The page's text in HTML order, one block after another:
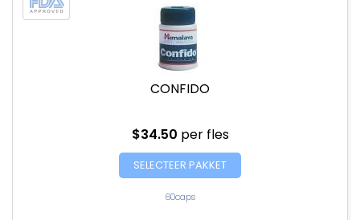
CONFIDO
$34.50 per fles
SELECTEER PAKKET
60caps